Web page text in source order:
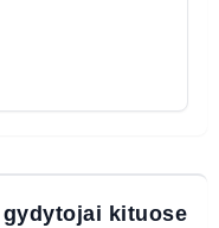
kituose